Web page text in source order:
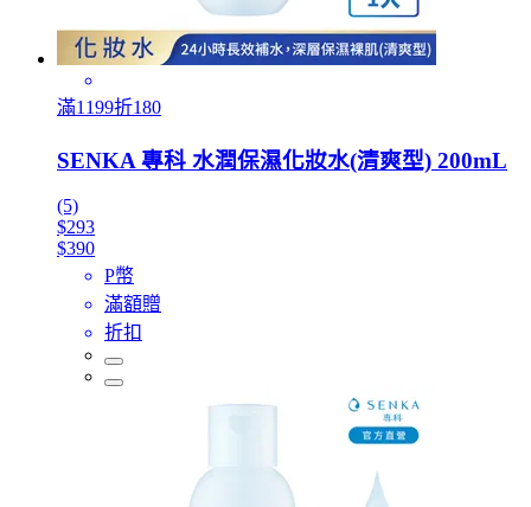
滿1199折180
SENKA 專科 水潤保濕化妝水(清爽型) 200mL
(5)
$293
$390
P幣
滿額贈
折扣